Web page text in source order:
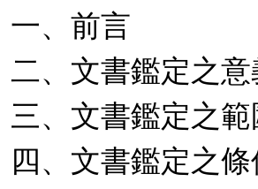
一、前言
二、文書鑑定之意
三、文書鑑定之範
四、文書鑑定之條